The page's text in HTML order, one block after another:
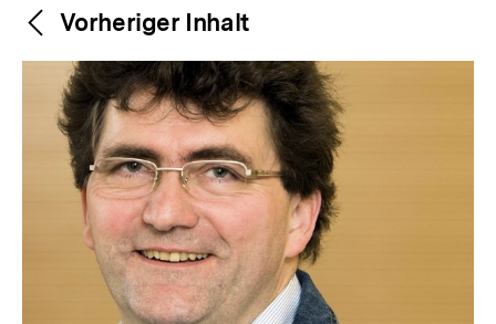
Weitere
Inhalte
Content-
Navigation
Vorheriger Inhalt